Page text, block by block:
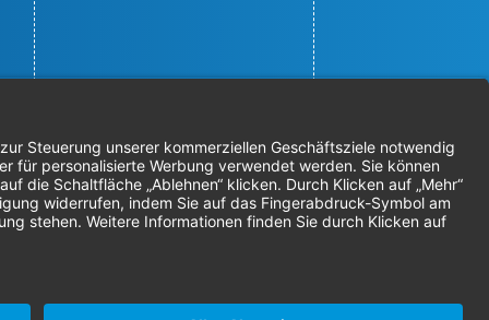
© 2026 Nordenta Handelsgesellschaft